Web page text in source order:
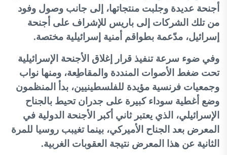
أجنحة عديدة وجلبت منتجاتها، إلى جانب وصول وفود
من تلك الشركات إلى باريس للإشراف على أجنحة
إسرائيل، مدّعمة بطواقم أمنية إسرائيلية مختصة.
وفي ضوء سرعة تنفيذ قرار إغلاق الأجنحة الإسرائيلية
تحت ضغط الأصوات المنددة والمقاطِعة، ومنها نواب
وجمعيات فرنسية مؤيدة للفلسطينيين، بدأ المنظمون
وضع أغطية سوداء كبيرة على جدران تحيط بالجناح
الإسرائيلي، الذي يعتبر ثاني أكبر الأجنحة الدولية في
المعرض بعد الجناح الأميركي، بينما تغيبب روسيا للمرة
الثانية عن هذا المعرض نتيجة العقوبات الغربية.